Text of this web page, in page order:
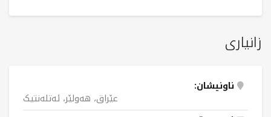
زانیاری
ناونیشان:
عێراق، هەولێر، ئەتلەنتیک